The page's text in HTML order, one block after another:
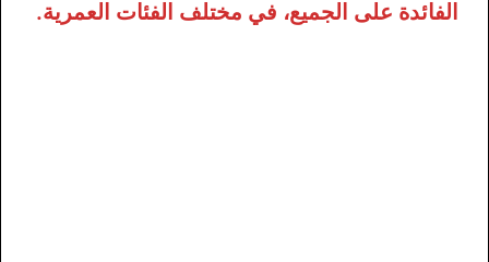
الفائدة على الجميع، في مختلف الفئات العمرية.